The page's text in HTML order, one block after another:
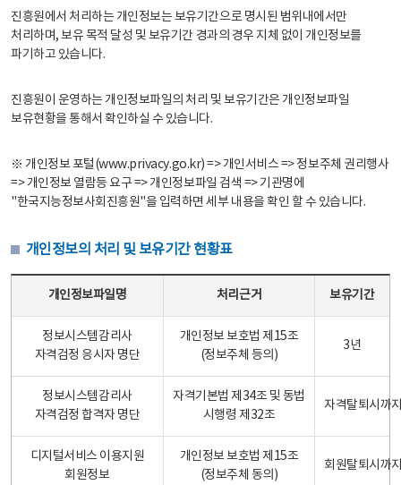
진흥원에서 처리하는 개인정보는 보유기간으로 명시된 범위내에서만
처리하며, 보유 목적 달성 및 보유기간 경과의 경우 지체 없이 개인정보를
파기하고 있습니다.
진흥원이 운영하는 개인정보파일의 처리 및 보유기간은 개인정보파일
보유현황을 통해서 확인하실 수 있습니다.
※ 개인정보 포털(www.privacy.go.kr) => 개인서비스 => 정보주체 권리행사
=> 개인정보 열람등 요구 => 개인정보파일 검색 => 기관명에
"한국지능정보사회진흥원"을 입력하면 세부 내용을 확인 할 수 있습니다.
개인정보의 처리 및 보유기간 현황표
개인정보파일명 처리근거 보유기간
정보시스템감리사
자격검정 응시자 명단
개인정보 보호법 제15조
(정보주체 등의)
3년
정보시스템감리사
자격검정 합격자 명단
자격기본법 제34조 및 동법
시행령 제32조
자격탈퇴시까
디지털서비스 이용지원
회원정보
개인정보 보호법 제15조
(정보주체 동의)
회원탈퇴시까